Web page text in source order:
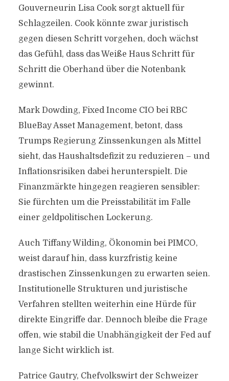
Gouverneurin Lisa Cook sorgt aktuell für
Schlagzeilen. Cook könnte zwar juristisch
gegen diesen Schritt vorgehen, doch wächst
das Gefühl, dass das Weiße Haus Schritt für
Schritt die Oberhand über die Notenbank
gewinnt.
Mark Dowding, Fixed Income CIO bei RBC
BlueBay Asset Management, betont, dass
Trumps Regierung Zinssenkungen als Mittel
sieht, das Haushaltsdefizit zu reduzieren – und
Inflationsrisiken dabei herunterspielt. Die
Finanzmärkte hingegen reagieren sensibler:
Sie fürchten um die Preisstabilität im Falle
einer geldpolitischen Lockerung.
Auch Tiffany Wilding, Ökonomin bei PIMCO,
weist darauf hin, dass kurzfristig keine
drastischen Zinssenkungen zu erwarten seien.
Institutionelle Strukturen und juristische
Verfahren stellten weiterhin eine Hürde für
direkte Eingriffe dar. Dennoch bleibe die Frage
offen, wie stabil die Unabhängigkeit der Fed auf
lange Sicht wirklich ist.
Patrice Gautry, Chefvolkswirt der Schweizer